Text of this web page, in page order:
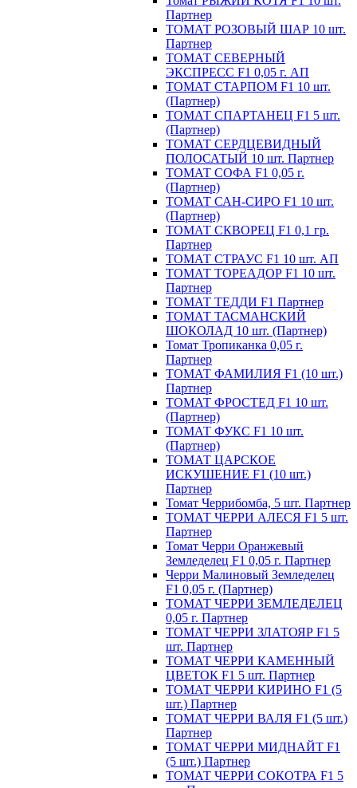
Партнер
ТОМАТ РОЗОВЫЙ ШАР 10 шт.
Партнер
ТОМАТ СЕВЕРНЫЙ
ЭКСПРЕСС F1 0,05 г. АП
ТОМАТ СТАРПОМ F1 10 шт.
(Партнер)
ТОМАТ СПАРТАНЕЦ F1 5 шт.
(Партнер)
ТОМАТ СЕРДЦЕВИДНЫЙ
ПОЛОСАТЫЙ 10 шт. Партнер
ТОМАТ СОФА F1 0,05 г.
(Партнер)
ТОМАТ САН-СИРО F1 10 шт.
(Партнер)
ТОМАТ СКВОРЕЦ F1 0,1 гр.
Партнер
ТОМАТ СТРАУС F1 10 шт. АП
ТОМАТ ТОРЕАДОР F1 10 шт.
Партнер
ТОМАТ ТЕДДИ F1 Партнер
ТОМАТ ТАСМАНСКИЙ
ШОКОЛАД 10 шт. (Партнер)
Томат Тропиканка 0,05 г.
Партнер
ТОМАТ ФАМИЛИЯ F1 (10 шт.)
Партнер
ТОМАТ ФРОСТЕД F1 10 шт.
(Партнер)
ТОМАТ ФУКС F1 10 шт.
(Партнер)
ТОМАТ ЦАРСКОЕ
ИСКУШЕНИЕ F1 (10 шт.)
Партнер
Томат Черрибомба, 5 шт. Партнер
ТОМАТ ЧЕРРИ АЛЕСЯ F1 5 шт.
Партнер
Томат Черри Оранжевый
Земледелец F1 0,05 г. Партнер
Черри Малиновый Земледелец
F1 0,05 г. (Партнер)
ТОМАТ ЧЕРРИ ЗЕМЛЕДЕЛЕЦ
0,05 г. Партнер
ТОМАТ ЧЕРРИ ЗЛАТОЯР F1 5
шт. Партнер
ТОМАТ ЧЕРРИ КАМЕННЫЙ
ЦВЕТОК F1 5 шт. Партнер
ТОМАТ ЧЕРРИ КИРИНО F1 (5
шт.) Партнер
ТОМАТ ЧЕРРИ ВАЛЯ F1 (5 шт.)
Партнер
ТОМАТ ЧЕРРИ МИДНАЙТ F1
(5 шт.) Партнер
ТОМАТ ЧЕРРИ СОКОТРА F1 5